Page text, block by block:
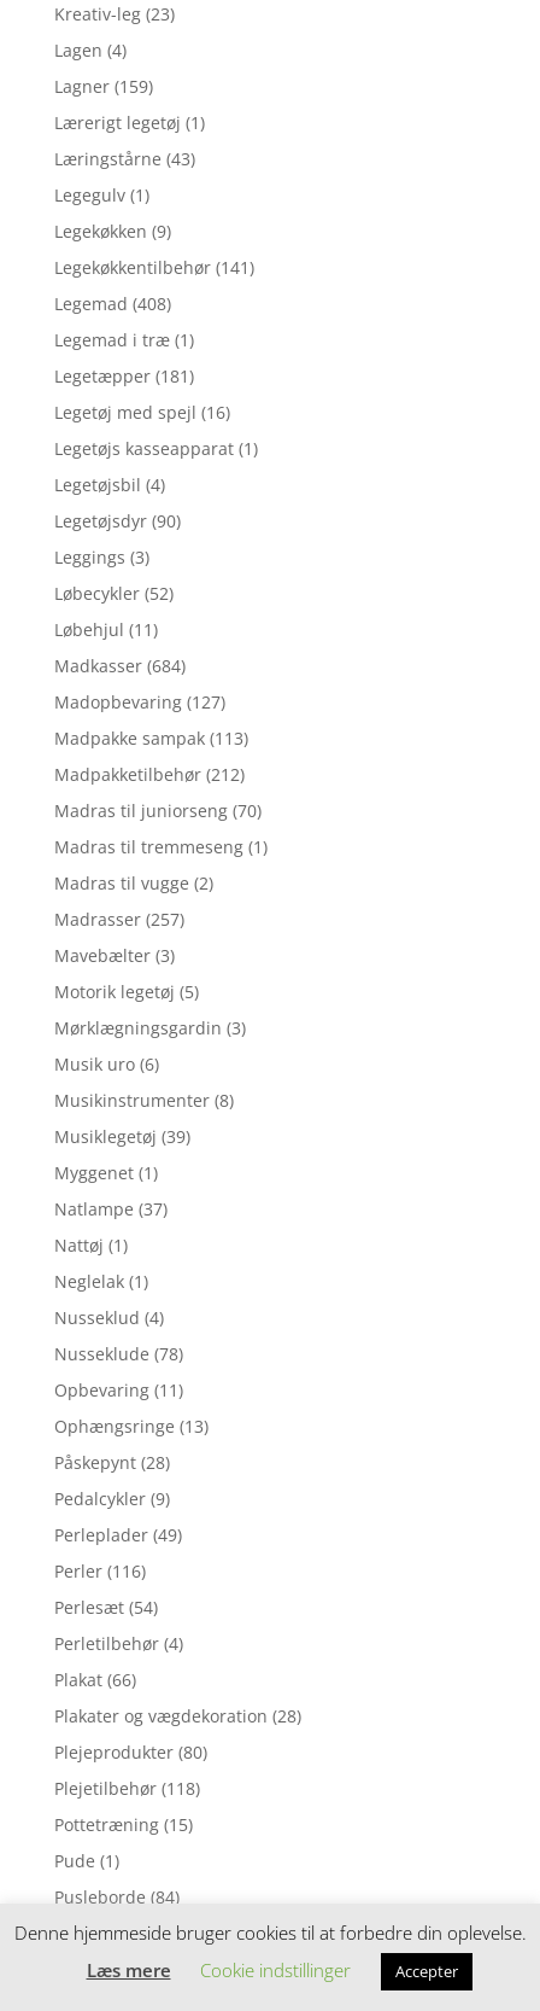
Kreativ-leg (23)
Lagen (4)
Lagner (159)
Lærerigt legetøj (1)
Læringstårne (43)
Legegulv (1)
Legekøkken (9)
Legekøkkentilbehør (141)
Legemad (408)
Legemad i træ (1)
Legetæpper (181)
Legetøj med spejl (16)
Legetøjs kasseapparat (1)
Legetøjsbil (4)
Legetøjsdyr (90)
Leggings (3)
Løbecykler (52)
Løbehjul (11)
Madkasser (684)
Madopbevaring (127)
Madpakke sampak (113)
Madpakketilbehør (212)
Madras til juniorseng (70)
Madras til tremmeseng (1)
Madras til vugge (2)
Madrasser (257)
Mavebælter (3)
Motorik legetøj (5)
Mørklægningsgardin (3)
Musik uro (6)
Musikinstrumenter (8)
Musiklegetøj (39)
Myggenet (1)
Natlampe (37)
Nattøj (1)
Neglelak (1)
Nusseklud (4)
Nusseklude (78)
Opbevaring (11)
Ophængsringe (13)
Påskepynt (28)
Pedalcykler (9)
Perleplader (49)
Perler (116)
Perlesæt (54)
Perletilbehør (4)
Plakat (66)
Plakater og vægdekoration (28)
Plejeprodukter (80)
Plejetilbehør (118)
Pottetræning (15)
Pude (1)
Pusleborde (84)
Puslepude (1)
Puslepuder (169)
Denne hjemmeside bruger cookies til at forbedre din oplevelse.
Læs mere
Cookie indstillinger Accepter